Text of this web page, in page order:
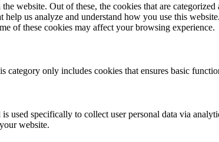
website. Out of these, the cookies that are categorized
us analyze and understand how you use this
of these cookies may affect your browsing experience.
only includes cookies that ensures basic
specifically to collect user personal data via
website.